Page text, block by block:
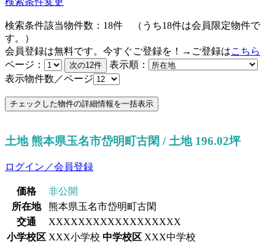
検索条件該当物件数： 18件 （うち18件は会員限定物件で
す。）
会員登録は無料です。今すぐご登録を！→ご登録はこちら
ページ：
表示順：
表示物件数／ページ
土地 熊本県玉名市岱明町古閑 / 土地 196.02坪
ログイン／会員登録
価格
非公開
所在地
熊本県玉名市岱明町古閑
交通
XXXXXXXXXXXXXXXXXX
小学校区 XXX小学校 中学校区 XXX中学校